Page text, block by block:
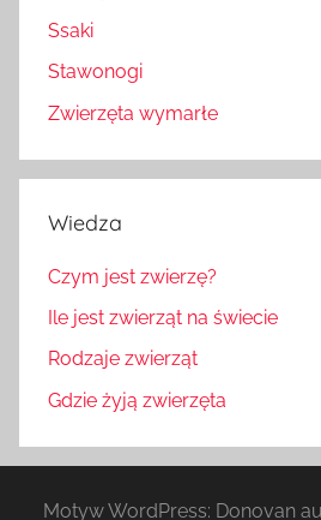
Ssaki
Stawonogi
Zwierzęta wymarłe
Wiedza
Czym jest zwierzę?
Ile jest zwierząt na świecie
Rodzaje zwierząt
Gdzie żyją zwierzęta
Motyw WordPress: Donovan